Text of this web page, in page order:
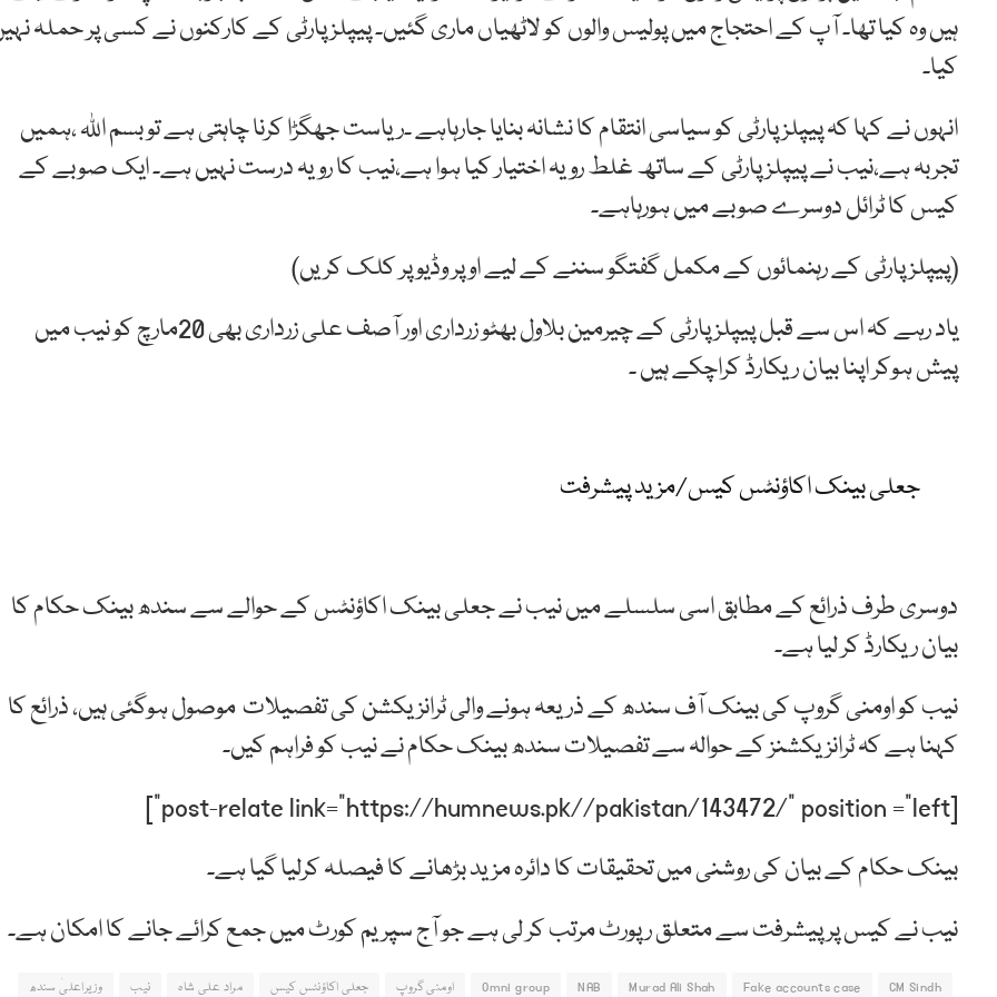
ہیں وہ کیا تھا۔ آپ کے احتجاج میں پولیس والوں کو لاٹھیاں ماری گئیں۔ پیپلزپارٹی کے کارکنوں نے کسی پر حملہ
کیا۔
انہوں نے کہا کہ پیپلزپارٹی کو سیاسی انتقام کا نشانہ بنایا جارہاہے ۔ریاست جھگڑا کرنا چاہتی ہے تو بسم اللہ ،ہمیں
تجربہ ہے،نیب نے پیپلزپارٹی کے ساتھ غلط رویہ اختیار کیا ہوا ہے،نیب کا رویہ درست نہیں ہے۔ ایک صوبے کے
کیس کا ٹرائل دوسرے صوبے میں ہورہاہے۔
(پیپلزپارٹی کے رہنمائوں کے مکمل گفتگو سننے کے لیے اوپر وڈیو پر کلک کریں)
یاد رہے کہ اس سے قبل پیپلزپارٹی کے چیرمین بلاول بھٹو زرداری اور آصف علی زرداری بھی 20مارچ کو نیب میں
پیش ہوکر اپنا بیان ریکارڈ کراچکے ہیں ۔
جعلی بینک اکاؤنٹس کیس/مزید پیشرفت
دوسری طرف ذرائع کے مطابق اسی سلسلے میں نیب نے جعلی بینک اکاؤنٹس کے حوالے سے سندھ بینک حکام کا
بیان ریکارڈ کر لیا ہے۔
نیب کو اومنی گروپ کی بینک آف سندھ کے ذریعہ ہونے والی ٹرانزیکشن کی تفصیلات موصول ہوگئی ہیں، ذرائع کا
کہنا ہے کہ ٹرانزیکشنز کے حوالہ سے تفصیلات سندھ بینک حکام نے نیب کو فراہم کیں۔
[post-relate link=”https://humnews.pk//pakistan/143472/” position =”left”]
بینک حکام کے بیان کی روشنی میں تحقیقات کا دائرہ مزید بڑھانے کا فیصلہ کرلیا گیا ہے۔
نیب نے کیس پر پیشرفت سے متعلق رپورٹ مرتب کر لی ہے جو آج سپریم کورٹ میں جمع کرائے جانے کا امکان ہے۔
CM Sindh
Fake accounts case
Murad Ali Shah
NAB
Omni group اومنی گروپ جعلی اکاؤنٹس کیس مراد علی شاہ نیب وزیراعلیٰ سندھ